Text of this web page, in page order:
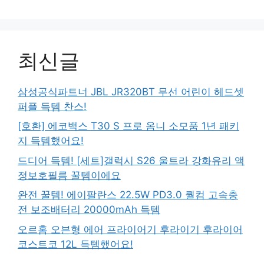
최신글
삼성공식파트너 JBL JR320BT 무선 어린이 헤드셋
퍼플 득템 찬스!
[호환] 에코백스 T30 S 프로 옴니 소모품 1년 패키
지 득템했어요!
드디어 득템! [세트]갤럭시 S26 울트라 강화유리 액
정보호필름 꿀템이에요
완전 꿀템! 에이팔란스 22.5W PD3.0 퀄컴 고속충
전 보조배터리 20000mAh 득템
오르홈 오븐형 에어 프라이어기 후라이기 후라이어
코스트코 12L 득템했어요!